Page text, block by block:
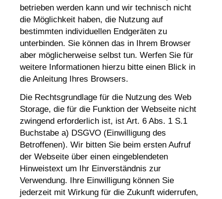
betrieben werden kann und wir technisch nicht
die Möglichkeit haben, die Nutzung auf
bestimmten individuellen Endgeräten zu
unterbinden. Sie können das in Ihrem Browser
aber möglicherweise selbst tun. Werfen Sie für
weitere Informationen hierzu bitte einen Blick in
die Anleitung Ihres Browsers.
Die Rechtsgrundlage für die Nutzung des Web
Storage, die für die Funktion der Webseite nicht
zwingend erforderlich ist, ist Art. 6 Abs. 1 S.1
Buchstabe a) DSGVO (Einwilligung des
Betroffenen). Wir bitten Sie beim ersten Aufruf
der Webseite über einen eingeblendeten
Hinweistext um Ihr Einverständnis zur
Verwendung. Ihre Einwilligung können Sie
jederzeit mit Wirkung für die Zukunft widerrufen,